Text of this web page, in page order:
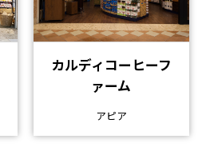
カルディコーヒーフ
ァーム
アピア